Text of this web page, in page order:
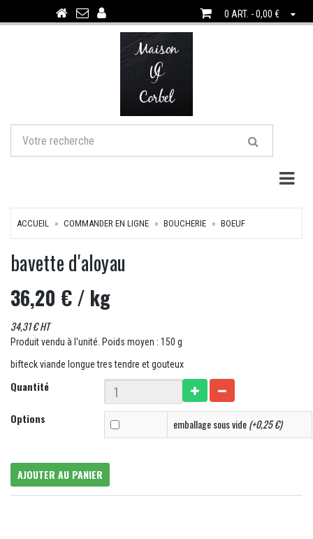
0 ART. - 0,00 €
ACCUEIL COMMANDER EN LIGNE BOUCHERIE BOEUF
bavette d'aloyau
36,20 €/ kg
34,31 € HT
Produit vendu à l'unité. Poids moyen : 150 g
bifteck viande longue tres tendre et gouteux
Quantité
Options emballage sous vide(+0,25 €)
AJOUTER AU PANIER